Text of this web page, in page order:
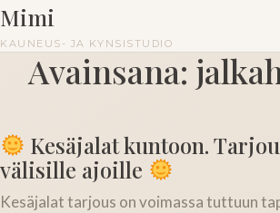
Mimi
KAUNEUS- JA KYNSISTUDIO
KURSSIT
Avainsana:
Kesäjalat kuntoon.
välisille ajoille
Kesäjalat tarjous on voimassa tuttuun